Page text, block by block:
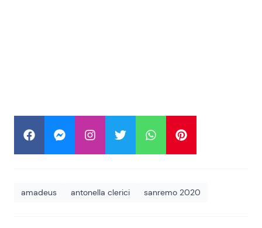
amadeus antonella clerici sanremo 2020